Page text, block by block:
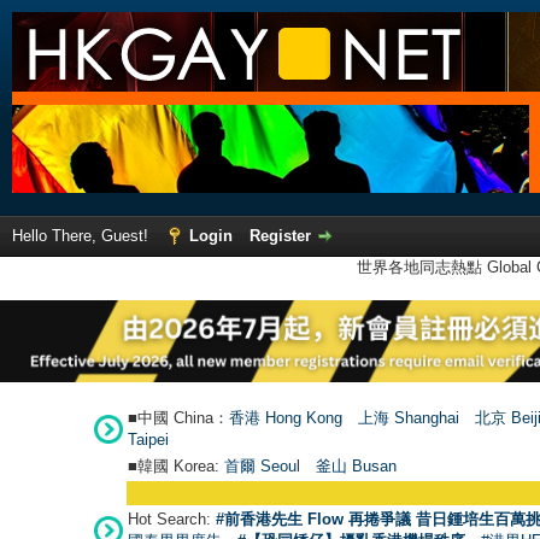
Hello There, Guest! Login
Register
世界各地同志熱點
■中國 China： 香港 Hong Kong 上海 Shanghai
北京
Taipei
■韓國 Korea: 首爾 Seoul 釜山 Busan
Hot Search: #前香港先生 Flow 再捲爭議 昔日鍾培生百萬